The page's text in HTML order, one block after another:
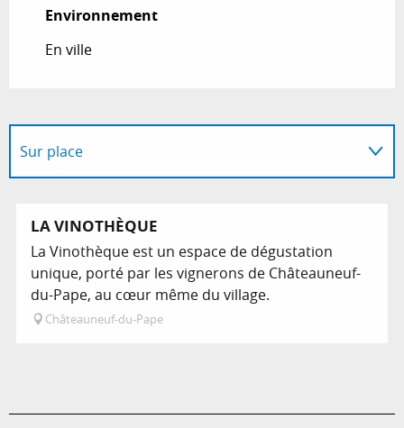
Environnement
Environnement
En ville
Sur place
LA VINOTHÈQUE
La Vinothèque est un espace de dégustation
unique, porté par les vignerons de Châteauneuf-
du-Pape, au cœur même du village.
Châteauneuf-du-Pape